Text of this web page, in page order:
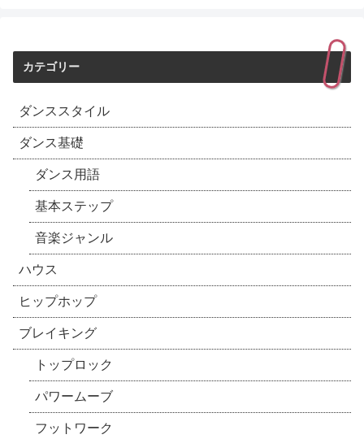
カテゴリー
ダンススタイル
ダンス基礎
ダンス用語
基本ステップ
音楽ジャンル
ハウス
ヒップホップ
ブレイキング
トップロック
パワームーブ
フットワーク